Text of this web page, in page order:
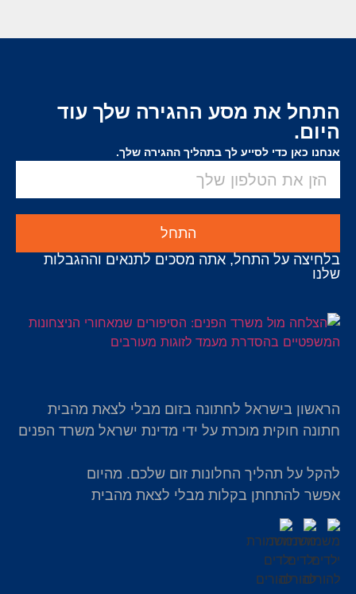
התחל את מסע ההגירה שלך עוד
היום.
אנחנו כאן כדי לסייע לך בתהליך ההגירה שלך.
התחל
בלחיצה על התחל, אתה מסכים לתנאים וההגבלות
שלנו
הראשון בישראל לחתונה בזום מבלי לצאת מהבית
חתונה חוקית מוכרת על ידי מדינת ישראל משרד הפנים
להקל על תהליך החלונות זום שלכם. מהיום
אפשר להתחתן בקלות מבלי לצאת מהבית